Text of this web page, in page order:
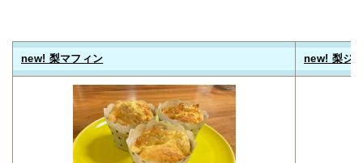
new! 梨マフィン new! 梨ジ